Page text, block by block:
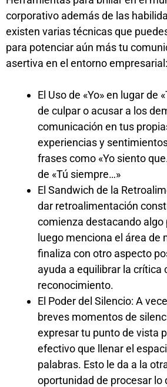
corporativo además de las
existen varias técnicas que
para potenciar aún más tu
asertiva en el entorno empresarial:
El Uso de «Yo» en lugar de
de culpar o acusar a los
comunicación en tus
experiencias y
frases como «Yo siento
de «Tú siempre…»
El Sandwich de la
dar retroalimentación
comienza destacando algo
luego menciona el área de
finaliza con otro aspecto
ayuda a equilibrar la crítica
reconocimiento.
El Poder del Silencio: A
breves momentos de
expresar tu punto de vista
efectivo que llenar el
palabras. Esto le da a la
oportunidad de procesar lo